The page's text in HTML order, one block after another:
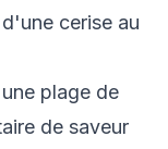
cerise au
plage de
de saveur